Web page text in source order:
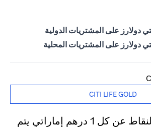
CITI LIFE GOLD
معدلات كسب النقاط عن كل 1 درهم إماراتي يتم